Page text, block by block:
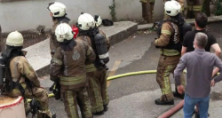
KURUMSAL